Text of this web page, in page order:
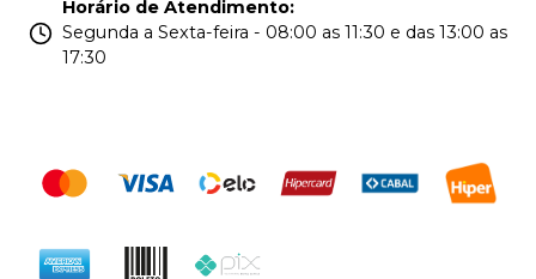
Horário de Atendimento:
Segunda a Sexta-feira - 08:00 as 11:30 e das 13:00 as
17:30